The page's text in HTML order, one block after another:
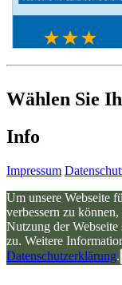
Wählen Sie
Info
Impressum
Um unsere Webseite
verbessern zu
Nutzung der
zu. Weitere
Datenschutzerklärung.